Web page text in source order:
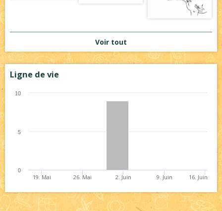
Voir tout
Ligne de vie
19. Mai 26. Mai 2. Juin 9. Juin 16. Juin
0
5
10